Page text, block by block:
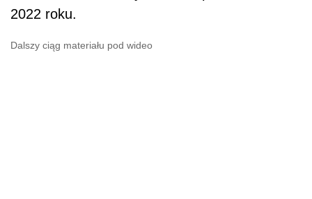
2022 roku.
Dalszy ciąg materiału pod wideo